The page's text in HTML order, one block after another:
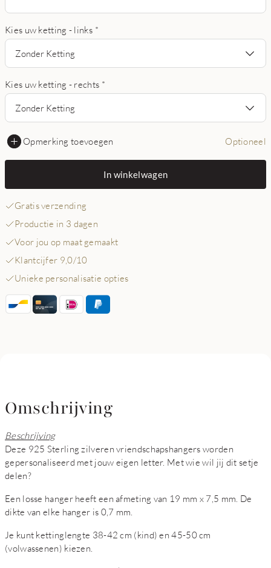
Kies uw ketting - links *
Zonder Ketting
Kies uw ketting - rechts *
Zonder Ketting
Opmerking toevoegen Optioneel
In winkelwagen
Gratis verzending
Productie in 3 dagen
Voor jou op maat gemaakt
Klantcijfer 9,0/10
Unieke personalisatie opties
Omschrijving
Beschrijving
Deze 925 Sterling zilveren vriendschapshangers worden
gepersonaliseerd met jouw eigen letter. Met wie wil jij dit setje
delen?
Een losse hanger heeft een afmeting van 19 mm x 7,5 mm. De
dikte van elke hanger is 0,7 mm.
Je kunt kettinglengte 38-42 cm (kind) en 45-50 cm
(volwassenen) kiezen.